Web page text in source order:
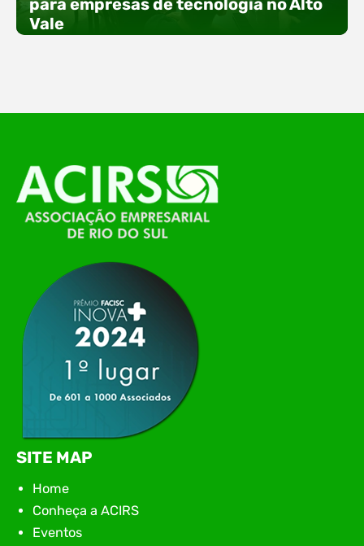
especial voltada à tecnologia, inovação e
empreendedorismo. Durante os três dias de
para empresas de tecnologia no Alto
Vale
O Polo ACATE-ACIRS, por meio do NIAVI – Núcleo
de Tecnologia da Informação do Alto Vale do
Itajaí, realizou, no dia 21 de julho, o evento
Conexão Tech NIAVI, reunindo empresas de
tecnologia da região para uma noite de
apresentação de novas iniciativas para o setor. O
encontro aconteceu em Rio…
SITE MAP
Home
Conheça a ACIRS
Eventos